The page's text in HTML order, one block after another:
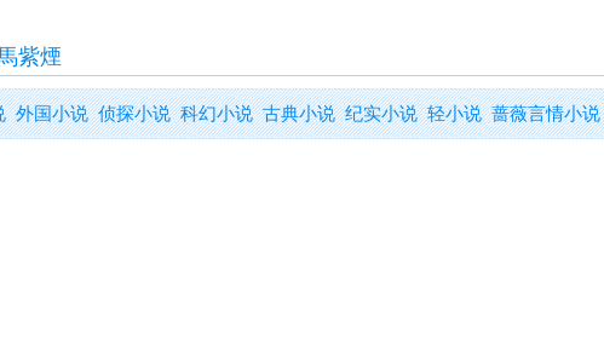
紫煙
外国小说 侦探小说 科幻小说 古典小说 纪实小说 轻小说 蔷薇言情小说